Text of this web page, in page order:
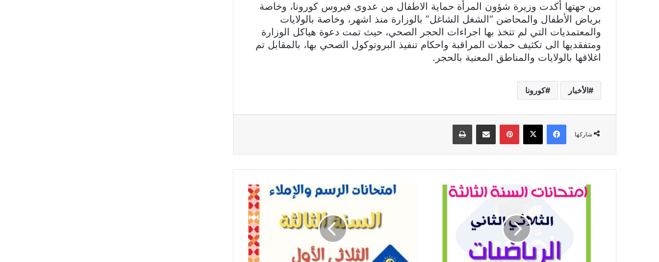
من جهتها أكدت وزيرة شؤون المرأة حماية الاطفال من عدوى فيروس كورونا، وخاصة
برياض الأطفال والمحاضن “الشغل الشاغل” بالوزارة منذ اشهر، وخاصة بالولايات
والمعتمديات التي لم تتخذ بها اجراءات الحجر الصحي، حيث تمت دعوة هياكل الوزارة
ومتفقديها الى تكثيف حملات المراقبة واحكام تنفيذ البروتوكول الصحي بها، بالمقابل تم
اغلاقها بالولايات والمناطق المعنية بالحجر.
الأخبار كورونا
شاركها
فيسبوك ‫X بينتيريستمشاركة عبر البريد طباعة
امتحانات